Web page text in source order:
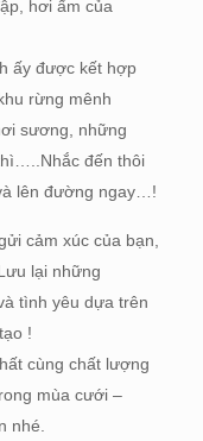
hơi ấm của
ấy được kết hợp
rừng mênh
sương, những
đến thôi
lên đường ngay…!
cảm xúc của bạn,
lại những
tình yêu dựa trên
!
cùng chất lượng
mùa cưới –
nhé.